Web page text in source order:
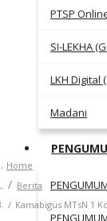
PTSP
SI-LEKHA
LKH Digital
Madani
Home
Berita
Kamabigus MTsN 1